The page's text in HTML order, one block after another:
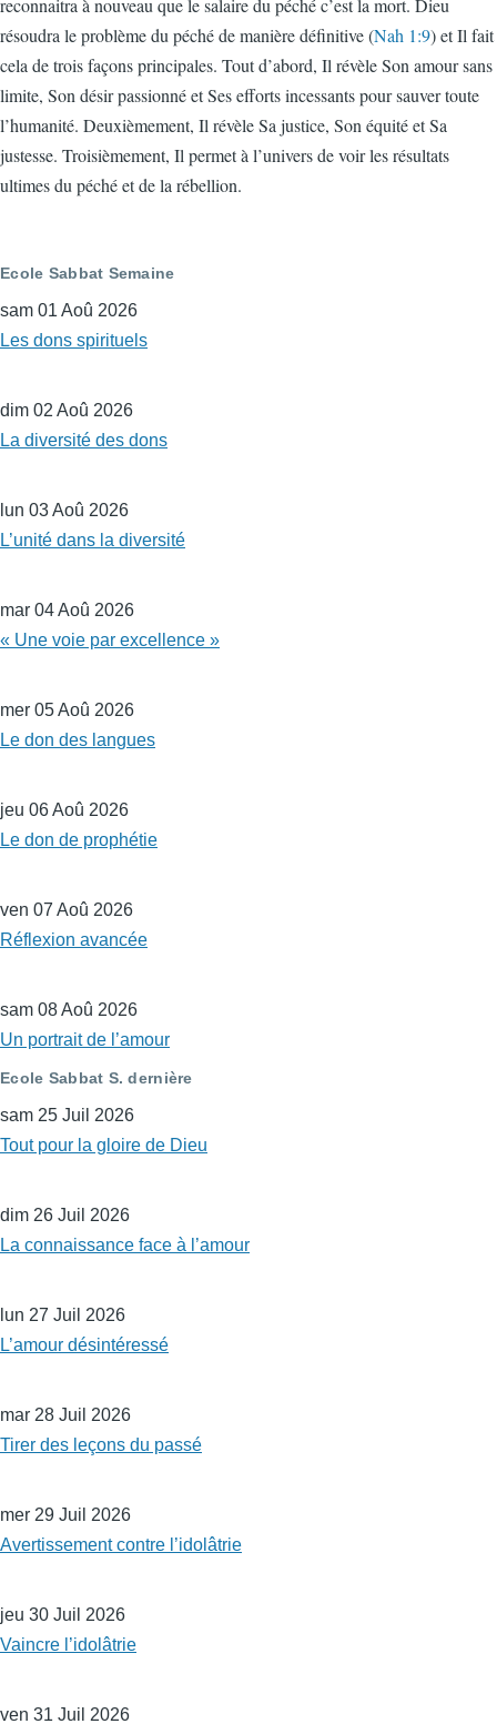
reconnaitra à nouveau que le salaire du péché c’est la mort. Dieu
résoudra le problème du péché de manière définitive (Nah 1:9) et Il fait
cela de trois façons principales. Tout d’abord, Il révèle Son amour sans
limite, Son désir passionné et Ses efforts incessants pour sauver toute
l’humanité. Deuxièmement, Il révèle Sa justice, Son équité et Sa
justesse. Troisièmement, Il permet à l’univers de voir les résultats
ultimes du péché et de la rébellion.
Ecole Sabbat Semaine
sam 01 Aoû 2026
Les dons spirituels
dim 02 Aoû 2026
La diversité des dons
lun 03 Aoû 2026
L’unité dans la diversité
mar 04 Aoû 2026
« Une voie par excellence »
mer 05 Aoû 2026
Le don des langues
jeu 06 Aoû 2026
Le don de prophétie
ven 07 Aoû 2026
Réflexion avancée
sam 08 Aoû 2026
Un portrait de l’amour
Ecole Sabbat S. dernière
sam 25 Juil 2026
Tout pour la gloire de Dieu
dim 26 Juil 2026
La connaissance face à l’amour
lun 27 Juil 2026
L’amour désintéressé
mar 28 Juil 2026
Tirer des leçons du passé
mer 29 Juil 2026
Avertissement contre l’idolâtrie
jeu 30 Juil 2026
Vaincre l’idolâtrie
ven 31 Juil 2026